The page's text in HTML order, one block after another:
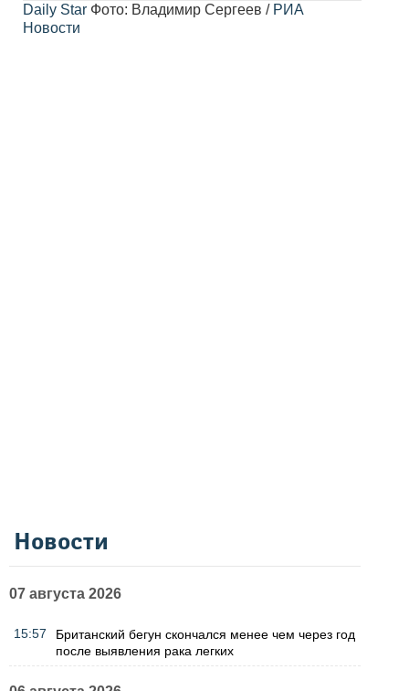
Daily Star Фото: Владимир Сергеев / РИА
Новости
Новости
07 августа 2026
15:57
Британский бегун скончался менее чем через год
после выявления рака легких